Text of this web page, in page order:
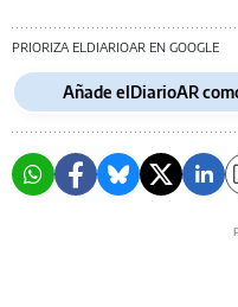
PRIORIZA ELDIARIOAR EN GOOGLE
Añade elDiarioAR